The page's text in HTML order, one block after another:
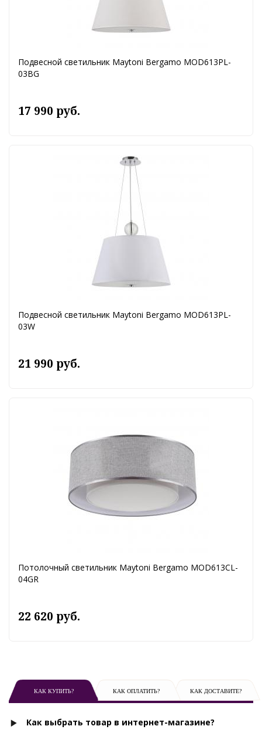
Подвесной светильник Maytoni Bergamo MOD613PL-
03BG
17 990 руб.
Подвесной светильник Maytoni Bergamo MOD613PL-
03W
21 990 руб.
Потолочный светильник Maytoni Bergamo MOD613CL-
04GR
22 620 руб.
КАК КУПИТЬ? КАК ОПЛАТИТЬ? КАК ДОСТАВИТЕ?
Как выбрать товар в интернет-магазине?